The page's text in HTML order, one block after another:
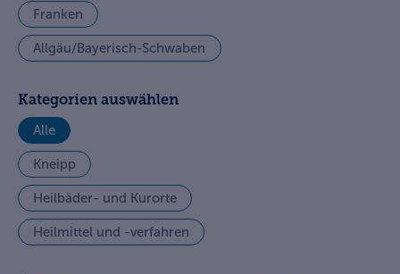
Franken
Allgäu/Bayerisch-Schwaben
Kategorien auswählen
Alle
Kneipp
Heilbäder- und Kurorte
Heilmittel und -verfahren